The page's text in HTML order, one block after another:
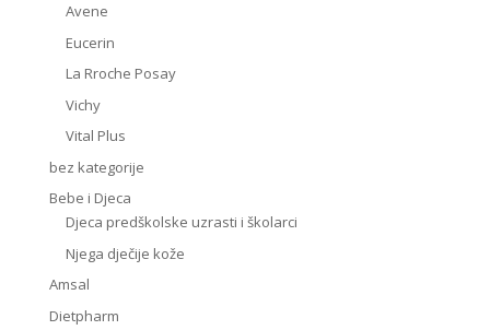
Avene
Eucerin
La Rroche Posay
Vichy
Vital Plus
bez kategorije
Bebe i Djeca
Djeca predškolske uzrasti i školarci
Njega dječije kože
Amsal
Dietpharm